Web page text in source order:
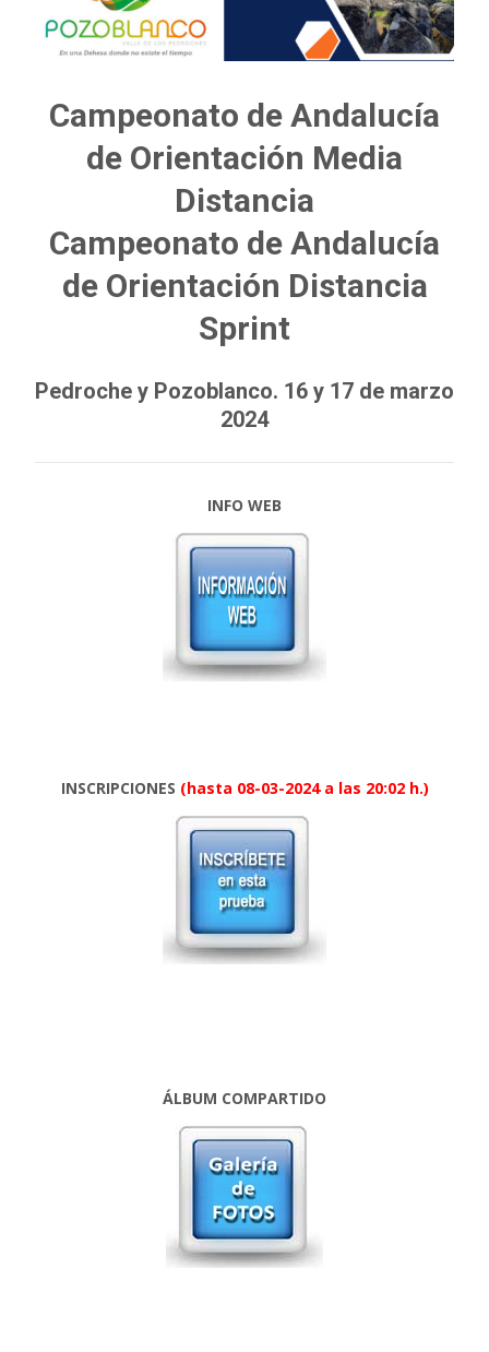
Campeonato de Andalucía
de Orientación Media
Distancia
Campeonato de Andalucía
de Orientación Distancia
Sprint
Pedroche y Pozoblanco. 16 y 17 de marzo
2024
INFO WEB
INSCRIPCIONES (hasta 08-03-2024 a las 20:02 h.)
ÁLBUM COMPARTIDO